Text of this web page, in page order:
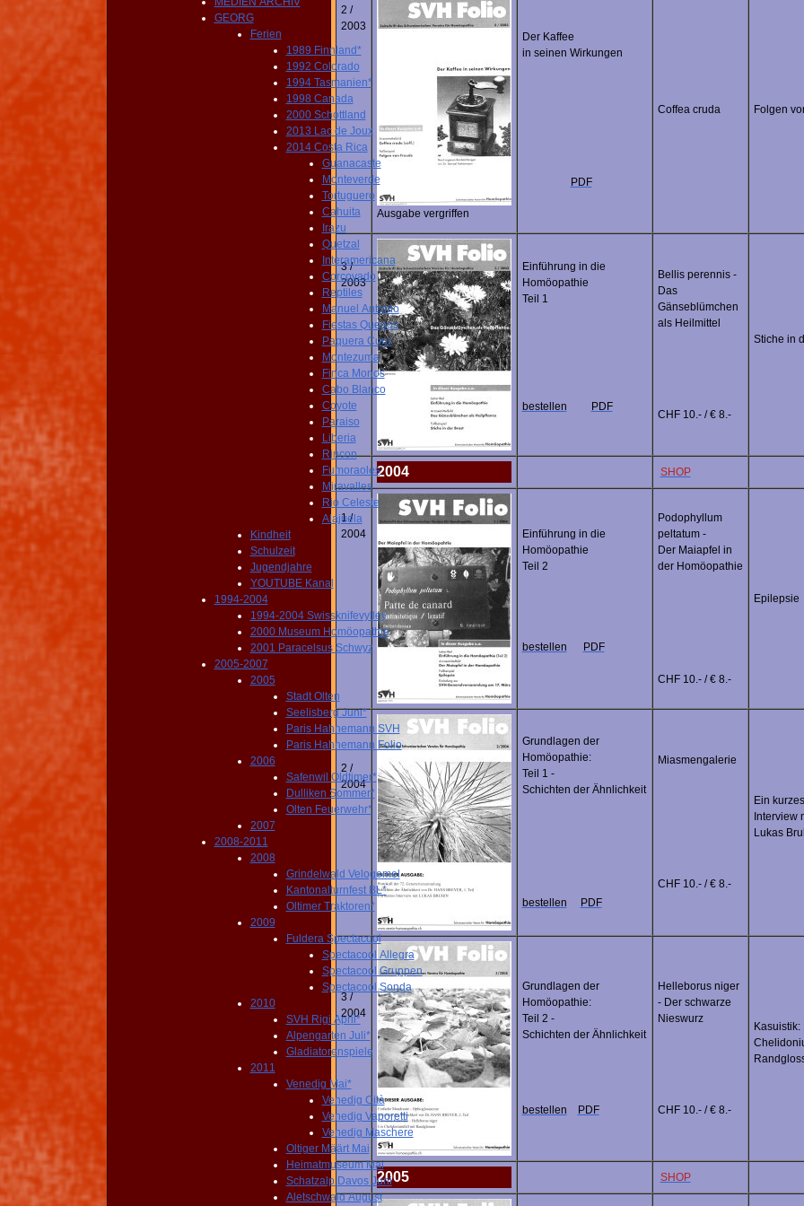
GEORG
Ferien
1989 Finnland*
1992 Colorado
1994 Tasmanien*
1998 Canada
2000 Schottland
2013 Lac de Joux
2014 Costa Rica
Guanacaste
Monteverde
Tortuguero
Cahuita
Irazu
Quetzal
Interamericana
Corcovado
Reptiles
Manuel Antonio
Fiestas Quepos
Paquera Curu
Montezuma
Finca Monos
Cabo Blanco
Coyote
Paraiso
Liberia
Rincon
Fumoraoles
Miravalles
Rio Celeste
Alajuela
Kindheit
Schulzeit
Jugendjahre
YOUTUBE Kanal
1994-2004
1994-2004 Swissknifevylley
2000 Museum Homöopathie
2001 Paracelsus Schwyz
2005-2007
2005
Stadt Olten
Seelisberg Juni*
Paris Hahnemann SVH
Paris Hahnemann Folio
2006
Safenwil Oldtimer*
Dulliken Sommer*
Olten Feuerwehr*
2007
2008-2011
2008
Grindelwald Velogemel
Kantonalturnfest BL*
Oltimer Traktoren*
2009
Fuldera Spectacool
Spectacool Allegra
Spectacool Gruppen
Spectacool Sonda
2010
SVH Rigi April*
Alpengarten Juli*
Gladiatorenspiele
2011
Venedig Mai*
Venedig Cità
Venedig Vaporetti
Venedig Maschere
Oltiger Määrt Mai
Heimatmuseum Mai
Schatzalp Davos Juni
Aletschwald August
2 /
2003
Ausgabe vergriffen
Der Kaffee
in seinen Wirkungen
PDF
Coffea cruda Folgen
3 /
2003
Einführung in die
Homöopathie
Teil 1
bestellen PDF
Bellis perennis -
Das
Gänseblümchen
als Heilmittel
CHF 10.- / € 8.-
Stiche in
2004 SHOP
1 /
2004
Einführung in die
Homöopathie
Teil 2
bestellen PDF
Podophyllum
peltatum -
Der Maiapfel in
der Homöopathie
CHF 10.- / € 8.-
Epilepsie
2 /
2004
Grundlagen der
Homöopathie:
Teil 1 -
Schichten der Ähnlichkeit
bestellen PDF
Miasmengalerie
CHF 10.- / € 8.-
Ein kurzes
Interview
Lukas
3 /
2004
Grundlagen der
Homöopathie:
Teil 2 -
Schichten der Ähnlichkeit
bestellen PDF
Helleborus niger
- Der schwarze
Nieswurz
CHF 10.- / € 8.-
Kasuistik:
2005 SHOP